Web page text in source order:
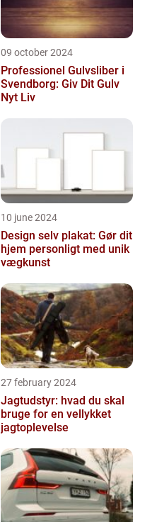
09 october 2024
Professionel Gulvsliber i
Svendborg: Giv Dit Gulv
Nyt Liv
10 june 2024
Design selv plakat: Gør dit
hjem personligt med unik
vægkunst
27 february 2024
Jagtudstyr: hvad du skal
bruge for en vellykket
jagtoplevelse